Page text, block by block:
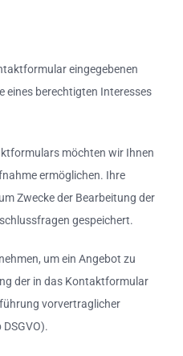
eingegebenen
eines berechtigten Interesses
möchten wir Ihnen
ermöglichen. Ihre
Zwecke der Bearbeitung der
gespeichert.
um ein Angebot zu
der in das Kontaktformular
vorvertraglicher